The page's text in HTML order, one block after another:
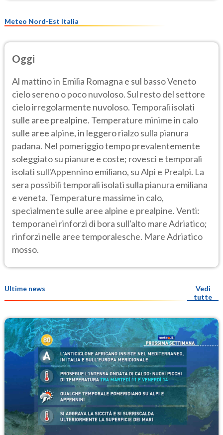
Meteo Nord-Est Italia
Oggi
Al mattino in Emilia Romagna e sul basso Veneto
cielo sereno o poco nuvoloso. Sul resto del settore
cielo irregolarmente nuvoloso. Temporali isolati
sulle aree prealpine. Temperature minime in calo
sulle aree alpine, in leggero rialzo sulla pianura
padana. Nel pomeriggio tempo prevalentemente
soleggiato su pianure e coste; rovesci e temporali
isolati sull'Appennino emiliano, su Alpi e Prealpi. La
sera possibili temporali isolati sulla pianura emiliana
e veneta. Temperature massime in calo,
specialmente sulle aree alpine e prealpine. Venti:
temporanei rinforzi di bora sull'alto mare Adriatico;
rinforzi nelle aree temporalesche. Mare Adriatico
mosso.
Ultime news
Vedi
tutte